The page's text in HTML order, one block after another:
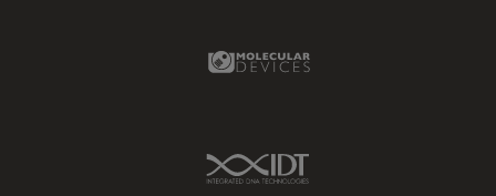
Molecular Devices Link
IDT Link